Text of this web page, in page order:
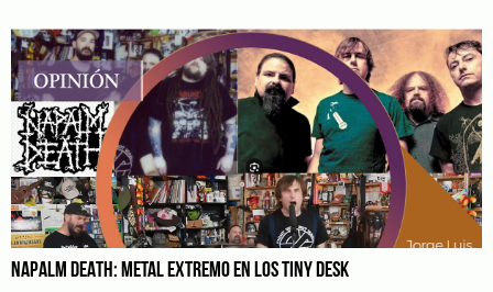
NAPALM DEATH: METAL EXTREMO EN LOS TINY DESK